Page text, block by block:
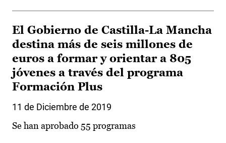
El Gobierno de Castilla-La Mancha
destina más de seis millones de
euros a formar y orientar a 805
jóvenes a través del programa
Formación Plus
11 de Diciembre de 2019
Se han aprobado 55 programas